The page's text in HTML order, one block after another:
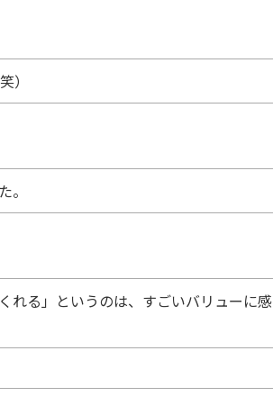
）
。
れる」というのは、すごいバリューに感